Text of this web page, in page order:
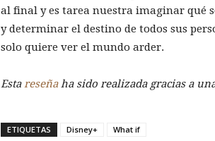
al final y es tarea nuestra imaginar qué
y determinar el destino de todos sus
solo quiere ver el mundo arder.
Estareseñaha sido realizada gracias a
ETIQUETAS Disney+ What if